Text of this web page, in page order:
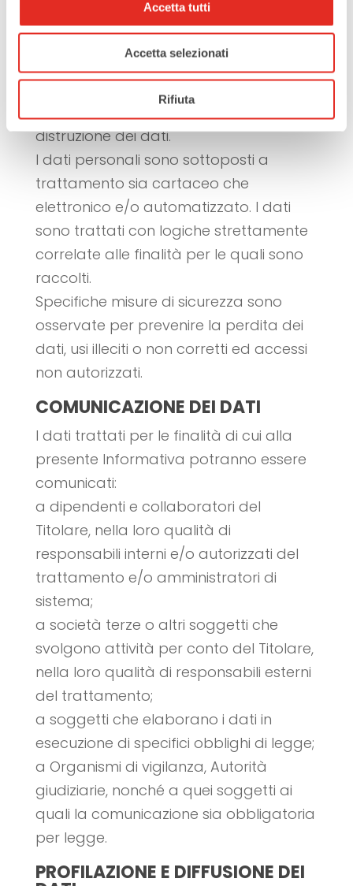
Accetta tutti
Accetta selezionati
Rifiuta
conservazione, consultazione,
comunicazione, cancellazione e
distruzione dei dati.
I dati personali sono sottoposti a
trattamento sia cartaceo che
elettronico e/o automatizzato. I dati
sono trattati con logiche strettamente
correlate alle finalità per le quali sono
raccolti.
Specifiche misure di sicurezza sono
osservate per prevenire la perdita dei
dati, usi illeciti o non corretti ed accessi
non autorizzati.
COMUNICAZIONE DEI DATI
I dati trattati per le finalità di cui alla
presente Informativa potranno essere
comunicati:
a dipendenti e collaboratori del
Titolare, nella loro qualità di
responsabili interni e/o autorizzati del
trattamento e/o amministratori di
sistema;
a società terze o altri soggetti che
svolgono attività per conto del Titolare,
nella loro qualità di responsabili esterni
del trattamento;
a soggetti che elaborano i dati in
esecuzione di specifici obblighi di legge;
a Organismi di vigilanza, Autorità
giudiziarie, nonché a quei soggetti ai
quali la comunicazione sia obbligatoria
per legge.
PROFILAZIONE E DIFFUSIONE DEI